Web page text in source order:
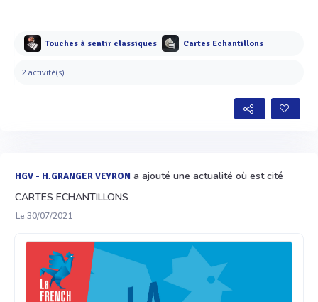
Touches à sentir classiques Cartes Echantillons
2 activité(s)
HGV - H.GRANGER VEYRON a ajouté une actualité où est cité
CARTES ECHANTILLONS
Le 30/07/2021